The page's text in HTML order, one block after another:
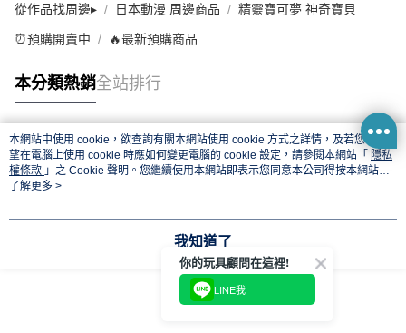
從作品找周邊▸ 日本動漫 周邊商品 精靈寶可夢 神奇寶貝
⏰預購開賣中 🔥最新預購商品
本分類熱銷全站排行
熱門標籤
本網站中使用 cookie，欲查詢有關本網站使用 cookie 方式之詳情，及若您不希
望在電腦上使用 cookie 時應如何變更電腦的 cookie 設定，請參閱本網站「 隱私
權條款 」之 Cookie 聲明。您繼續使用本網站即表示您同意本公司得按本網站使
用條款之 Cookie 聲明使用 cookie。
了解更多 >
我知道了
你的玩具顧問在這裡!
LINE我